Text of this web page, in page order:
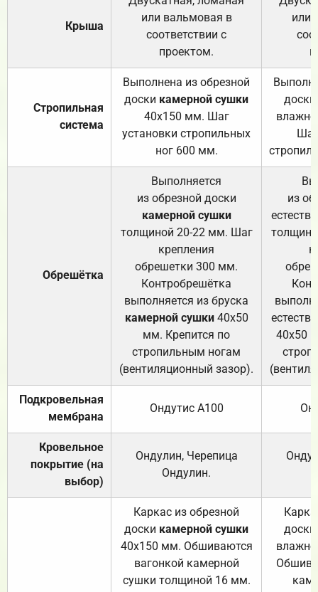
Крыша
или вальмовая в
соответствии с
проектом.
или
Стропильная
система
Выполнена из обрезной
доски камерной сушки
40х150 мм. Шаг
установки стропильных
ног 600 мм.
доски
Обрешётка
Выполняется
из обрезной доски
камерной сушки
толщиной 20-22 мм. Шаг
крепления
обрешетки 300 мм.
Контробрешётка
выполняется из бруска
камерной сушки40х50
мм. Крепится по
стропильным ногам
(вентиляционный зазор).
из
40х50
Подкровельная
мембрана
Ондутис А100
Кровельное
покрытие (на
выбор)
Ондулин, Черепица
Ондулин.
Каркас из обрезной
доски камерной сушки
40х150 мм. Обшиваются
вагонкой камерной
сушки толщиной 16 мм.
доски